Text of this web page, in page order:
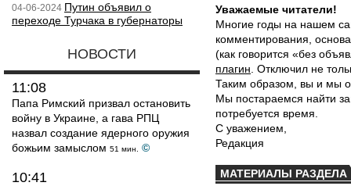
04-06-2024 Путин объявил о
переходе Турчака в губернаторы
НОВОСТИ
11:08
Папа Римский призвал остановить
войну в Украине, а гава РПЦ
назвал создание ядерного оружия
божьим замыслом 51 мин. ©
10:41
Уважаемые читатели!
Многие годы на нашем
комментирования,
(как говорится «без
плагин . Отключил не
Таким образом, вы и мы
Мы постараемся найти
потребуется время.
С уважением,
Редакция
МАТЕРИАЛЫ РАЗДЕЛА